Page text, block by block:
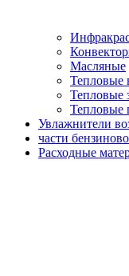
Масляные
Тепловые
Тепловые
Тепловые
Увлажнители
части
Расходные